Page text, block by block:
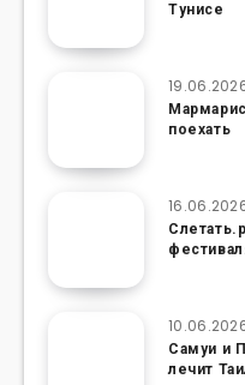
Тунисе
поехать
Самуи и
лечит